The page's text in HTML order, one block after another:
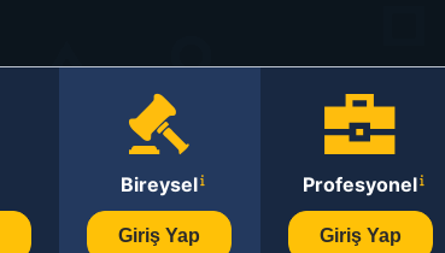
Bireysel
Giriş Yap
Profesyonel
Giriş Yap